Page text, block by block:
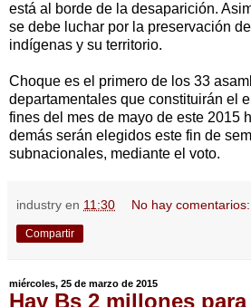
está al borde de la desaparición.
se debe luchar por la preservación
indígenas y su territorio.
Choque es el primero de los 33
departamentales que constituirán el
fines del mes de mayo de este 2015
demás serán elegidos este fin de
subnacionales, mediante el voto.
industry en 11:30 No hay comentarios:
Compartir
miércoles, 25 de marzo de 2015
Hay Bs 2 millones